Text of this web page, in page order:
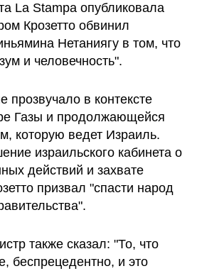
La Stampa опубликовала
Крозетто обвинил
Нетаниягу в том, что
и человечность".
прозвучало в контексте
Газы и продолжающейся
которую ведет Израиль.
израильского кабинета о
действий и захвате
призвал "спасти народ
также сказал: "То, что
беспрецедентно, и это